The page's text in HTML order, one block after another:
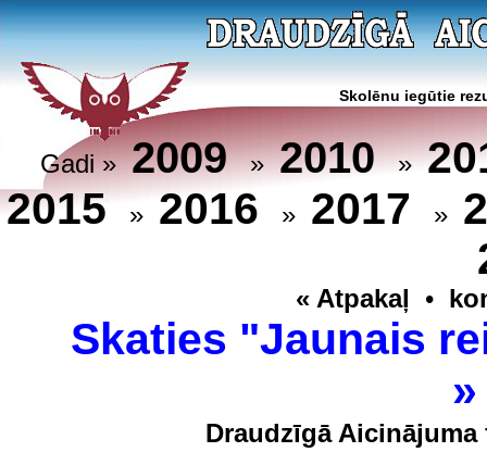
Skolēnu iegūtie
Gadi »2009 »2010 »
2015
» 2016 » 2017 »
« Atpakaļ •
Skaties "Jaunais
Draudzīgā